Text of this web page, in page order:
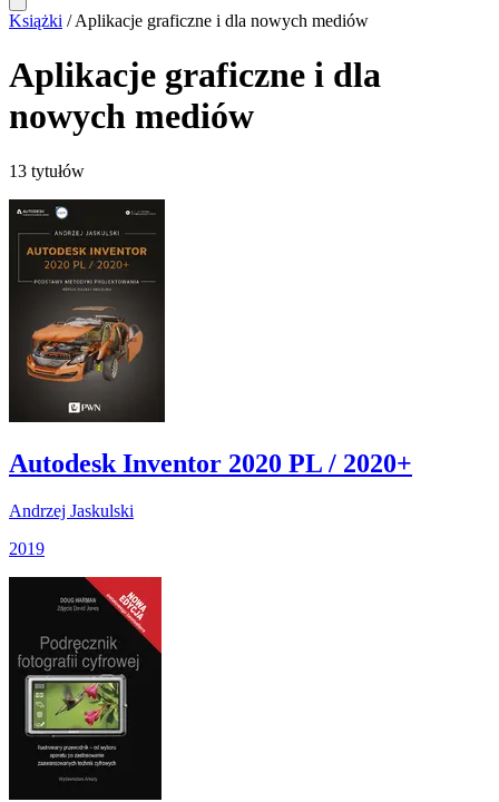
Książki / Aplikacje graficzne i dla nowych mediów
Aplikacje graficzne i dla
nowych mediów
13 tytułów
Autodesk Inventor 2020 PL / 2020+
Andrzej Jaskulski
2019